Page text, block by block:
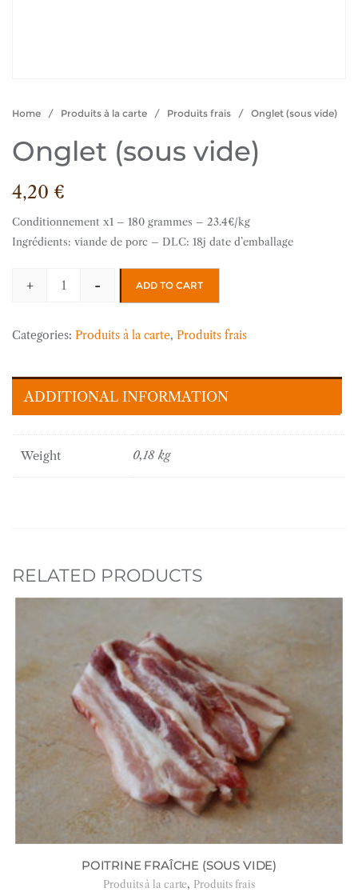
Home / Produits à la carte / Produits frais / Onglet (sous vide)
Onglet (sous vide)
4,20 €
Conditionnement x1 – 180 grammes – 23.4€/kg
Ingrédients: viande de porc – DLC: 18j date d’emballage
+
vide)
- ADD TO CART
Categories: Produits à la carte, Produits frais
ADDITIONAL INFORMATION
Weight 0,18 kg
RELATED PRODUCTS
POITRINE FRAÎCHE (SOUS VIDE)
Produits à la carte, Produits frais